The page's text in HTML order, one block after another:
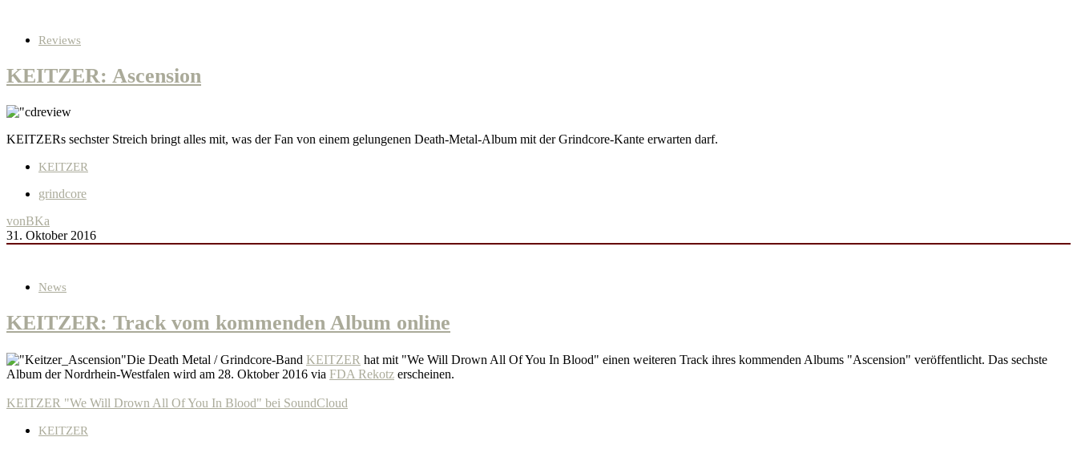
Reviews
KEITZER: Ascension
KEITZERs sechster Streich bringt alles mit, was der Fan von einem gelungenen Death-Metal-Album mit der Grindcore-Kante erwarten darf.
KEITZER
grindcore
vonBKa
31. Oktober 2016
News
KEITZER: Track vom kommenden Album online
Die Death Metal / Grindcore-Band KEITZER hat mit "We Will Drown All Of You In Blood" einen weiteren Track ihres kommenden Albums "Ascension" veröffentlicht. Das sechste
Album der Nordrhein-Westfalen wird am 28. Oktober 2016 via FDA Rekotz erscheinen.
KEITZER "We Will Drown All Of You In Blood" bei SoundCloud
KEITZER